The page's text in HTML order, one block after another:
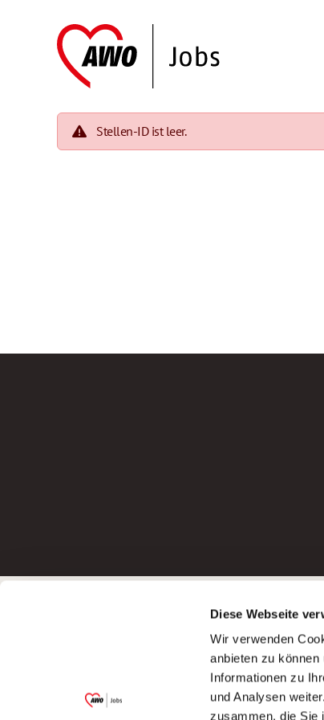
Diese Webseite
Wir verwenden
anbieten zu
Informationen zu
und Analysen
zusammen, die Sie
Stellen-ID ist leer.
Garitz Bewirtschaftungsbetriebe GmbH
(Ein Tochterunternehmen des AWO
Bezirksverbandes Unterfranken e.V.)